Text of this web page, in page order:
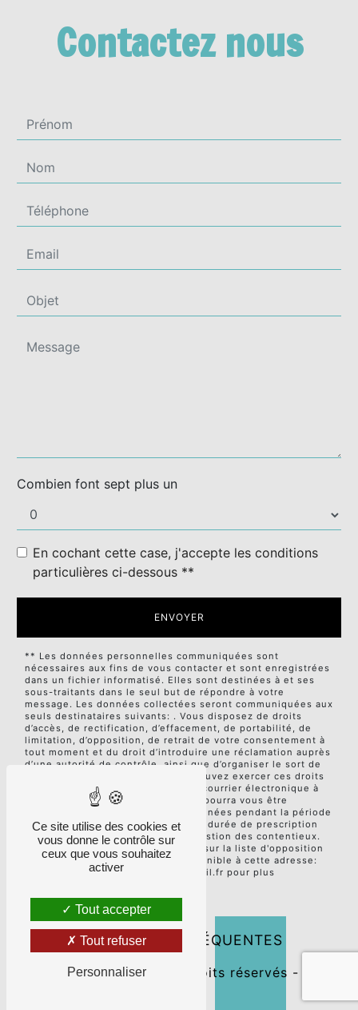
Contactez nous
Combien font sept plus un
En cochant cette case, j'accepte les conditions
particulières ci-dessous **
ENVOYER
** Les données personnelles communiquées sont
nécessaires aux fins de vous contacter et sont enregistrées
dans un fichier informatisé. Elles sont destinées à et ses
sous-traitants dans le seul but de répondre à votre
message. Les données collectées seront communiquées aux
seuls destinataires suivants: . Vous disposez de droits
d’accès, de rectification, d’effacement, de portabilité, de
limitation, d’opposition, de retrait de votre consentement à
tout moment et du droit d’introduire une réclamation auprès
d’une autorité de contrôle, ainsi que d’organiser le sort de
vos données post-mortem. Vous pouvez exercer ces droits
par voie postale à l'adresse ou par courrier électronique à
l'adresse . Un justificatif d'identité pourra vous être
demandé. Nous conservons vos données pendant la période
de prise de contact puis pendant la durée de prescription
légale aux fins probatoires et de gestion des contentieux.
Vous avez le droit de vous inscrire sur la liste d'opposition
au démarchage téléphonique, disponible à cette adresse:
Bloctel.gouv.fr. Consultez le site cnil.fr pour plus
RECHERCHES FRÉQUENTES
Vistalid- 2026 - Tous droits réservés -
Ce site utilise des cookies et
vous donne le contrôle sur
ceux que vous souhaitez
activer
Tout accepter
Tout refuser
Personnaliser